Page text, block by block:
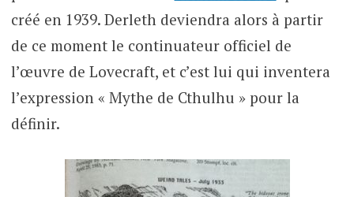
créé en 1939. Derleth deviendra alors à partir
de ce moment le continuateur officiel de
l’œuvre de Lovecraft, et c’est lui qui inventera
l’expression « Mythe de Cthulhu » pour la
définir.